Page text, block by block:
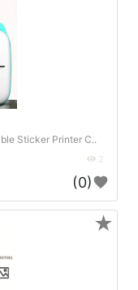
Sticker Printer C..
2
(0)
★